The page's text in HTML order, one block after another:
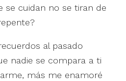
se cuidan no se tiran de
al pasado
nadie se compara a ti
más me enamoré